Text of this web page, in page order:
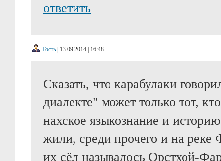
ответить
Гость | 13.09.2014 | 16:48
Сказать, что карабулаки
диалекте" может только тот,
нахское языкознание и
жили, среди прочего и на реке
их сёл называлось Орстхой-